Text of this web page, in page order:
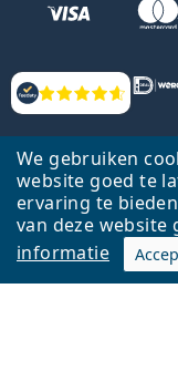
We gebruiken
website goed te
ervaring te
van deze website
informatie
Beoordelingen
Terug
Lentiamo.nl is